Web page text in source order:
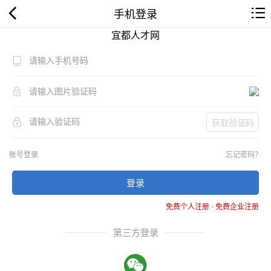
手机登录
宜都人才网
获取验证码
账号登录 忘记密码？
登录
免费个人注册-免费企业注册
第三方登录